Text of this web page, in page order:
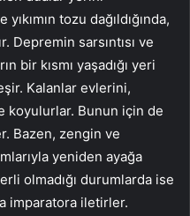
tozu dağıldığında,
Depremin sarsıntısı ve
bir kısmı yaşadığı yeri
Kalanlar evlerini,
koyulurlar. Bunun için de
Bazen, zengin ve
yeniden ayağa
olmadığı durumlarda ise
imparatora iletirler.